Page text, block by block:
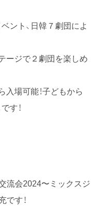
ント、日韓７劇団によ
ージで２劇団を楽しめ
入場可能！子どもから
す！
流会2024〜ミックスジ
です！